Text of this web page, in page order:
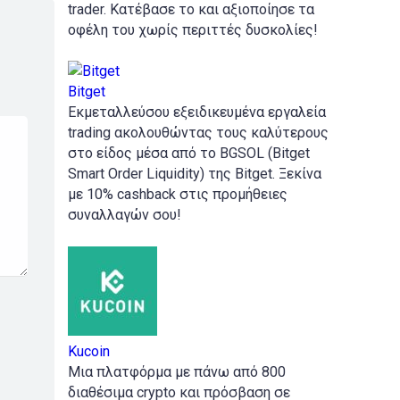
trader. Κατέβασε το και αξιοποίησε τα
οφέλη του χωρίς περιττές δυσκολίες!
Bitget
Εκμεταλλεύσου εξειδικευμένα εργαλεία
trading ακολουθώντας τους καλύτερους
στο είδος μέσα από το BGSOL (Bitget
Smart Order Liquidity) της Bitget. Ξεκίνα
με 10% cashback στις προμήθειες
συναλλαγών σου!
Kucoin
Mια πλατφόρμα με πάνω από 800
διαθέσιμα crypto και πρόσβαση σε